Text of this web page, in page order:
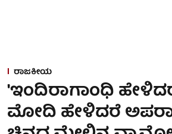
ರಾಜಕೀಯ
'ಇಂದಿರಾಗಾಂಧಿ ಹೇಳಿದರೆ
ಮೋದಿ ಹೇಳಿದರೆ